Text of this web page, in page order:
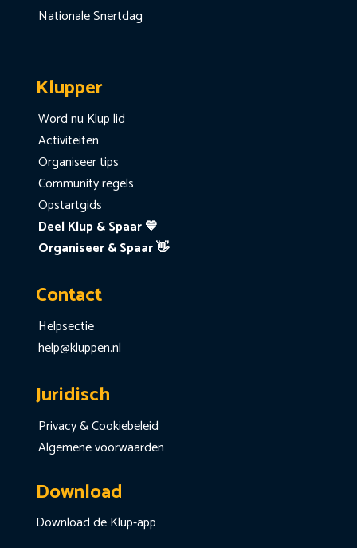
Nationale Snertdag
Klupper
Word nu Klup lid
Activiteiten
Organiseer tips
Community regels
Opstartgids
Deel Klup & Spaar 💙
Organiseer & Spaar 👋
Contact
Helpsectie
help@kluppen.nl
Juridisch
Privacy & Cookiebeleid
Algemene voorwaarden
Download
Download de Klup-app